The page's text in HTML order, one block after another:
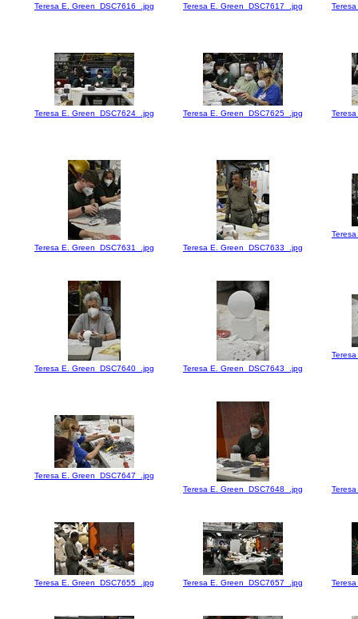
Teresa E. Green_DSC7616_.jpg Teresa E. Green_DSC7617_.jpg
Teresa E. Green_DSC7624_.jpg Teresa E. Green_DSC7625_.jpg
Teresa E. Green_DSC7631_.jpg Teresa E. Green_DSC7633_.jpg
Teresa E. Green_DSC7640_.jpg Teresa E. Green_DSC7643_.jpg
Teresa E. Green_DSC7647_.jpg
Teresa E. Green_DSC7648_.jpg
Teresa E. Green_DSC7655_.jpg Teresa E. Green_DSC7657_.jpg